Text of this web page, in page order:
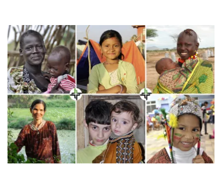
nutzen
Cookies zu
helfen
Online-